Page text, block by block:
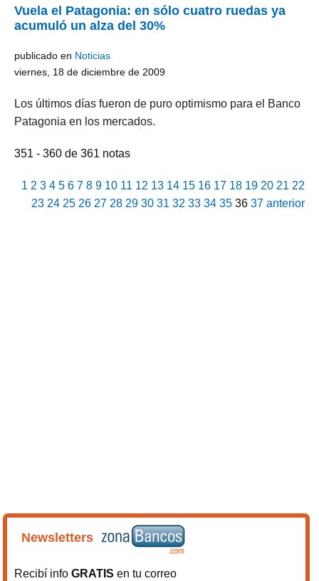
Vuela el Patagonia: en sólo cuatro ruedas ya
acumuló un alza del 30%
publicado en Noticias
viernes, 18 de diciembre de 2009
Los últimos días fueron de puro optimismo para el Banco
Patagonia en los mercados.
351 - 360 de 361 notas
1 2 3 4 5 6 7 8 9 10 11 12 13 14 15 16 17 18 19 20 21 22
23 24 25 26 27 28 29 30 31 32 33 34 3536 37 anterior
Newsletters
Recibí infoGRATIS en tu correo